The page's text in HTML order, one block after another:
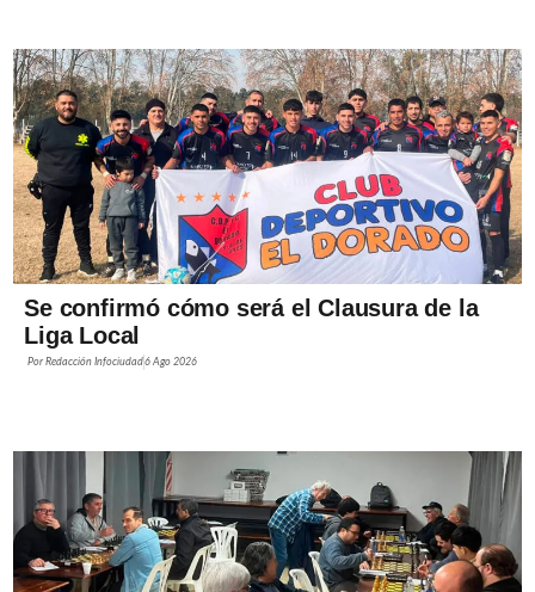
Se confirmó cómo será el Clausura de la
Liga Local
PorRedacción Infociudad6 Ago 2026